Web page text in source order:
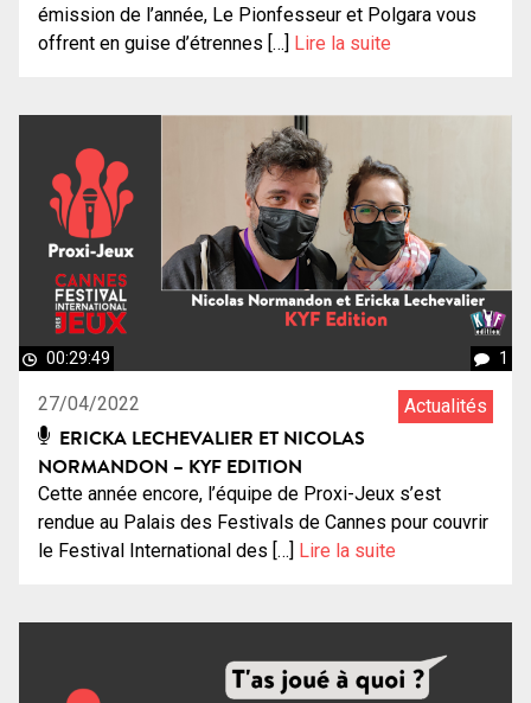
émission de l’année, Le Pionfesseur et Polgara vous
offrent en guise d’étrennes […] Lire la suite
00:29:49 1
27/04/2022 Actualités
ERICKA LECHEVALIER ET NICOLAS
NORMANDON – KYF EDITION
Cette année encore, l’équipe de Proxi-Jeux s’est
rendue au Palais des Festivals de Cannes pour couvrir
le Festival International des […]
Lire la suite